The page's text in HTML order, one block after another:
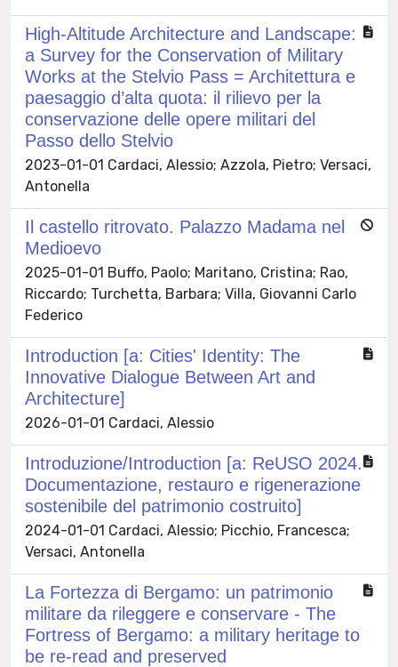
High-Altitude Architecture and Landscape:
a Survey for the Conservation of Military
Works at the Stelvio Pass = Architettura e
paesaggio d’alta quota: il rilievo per la
conservazione delle opere militari del
Passo dello Stelvio
2023-01-01 Cardaci, Alessio; Azzola, Pietro; Versaci,
Antonella
Il castello ritrovato. Palazzo Madama nel
Medioevo
2025-01-01 Buffo, Paolo; Maritano, Cristina; Rao,
Riccardo; Turchetta, Barbara; Villa, Giovanni Carlo
Federico
Introduction [a: Cities' Identity: The
Innovative Dialogue Between Art and
Architecture]
2026-01-01 Cardaci, Alessio
Introduzione/Introduction [a: ReUSO 2024.
Documentazione, restauro e rigenerazione
sostenibile del patrimonio costruito]
2024-01-01 Cardaci, Alessio; Picchio, Francesca;
Versaci, Antonella
La Fortezza di Bergamo: un patrimonio
militare da rileggere e conservare - The
Fortress of Bergamo: a military heritage to
be re-read and preserved